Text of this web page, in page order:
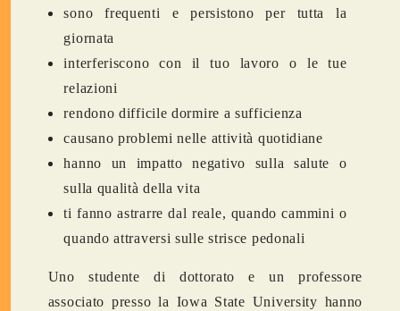
sono frequenti e persistono per tutta la
giornata
interferiscono con il tuo lavoro o le tue
relazioni
rendono difficile dormire a sufficienza
causano problemi nelle attività quotidiane
hanno un impatto negativo sulla salute o
sulla qualità della vita
ti fanno astrarre dal reale, quando cammini o
quando attraversi sulle strisce pedonali
Uno studente di dottorato e un professore
associato presso la Iowa State University hanno